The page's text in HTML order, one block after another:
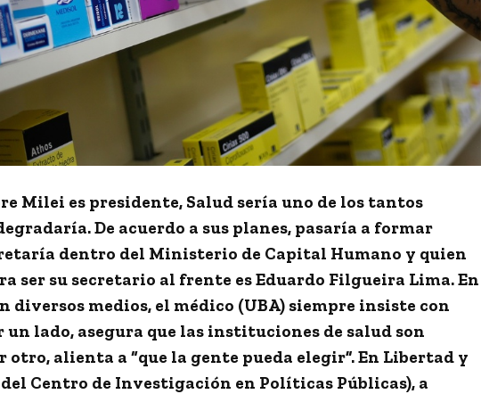
Milei es presidente, Salud sería uno de los tantos
De acuerdo a sus planes, pasaría a formar
dentro del Ministerio de Capital Humano y quien
ser su secretario al frente es Eduardo Filgueira Lima.En
diversos medios, el médico (UBA) siempre insiste con
un lado, asegura que las instituciones de salud son
otro, alienta a “que la gente pueda elegir”. En Libertad y
Centro de Investigación en Políticas Públicas), a